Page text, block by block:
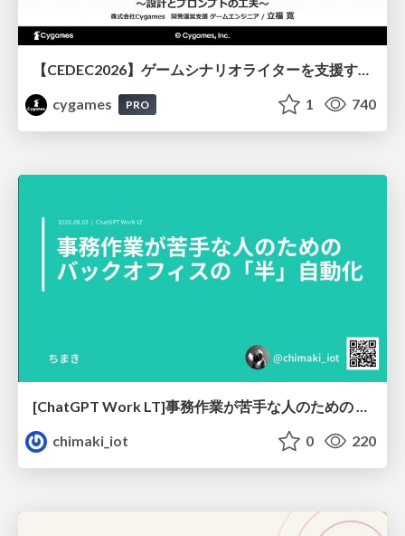
cygames
PRO 1 740
[ChatGPT Work LT]事務作業が苦手な人のための バックオフィスの「半」自動化
chimaki_iot
0 220